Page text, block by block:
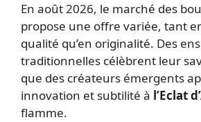
En août 2026, le marché des
propose une offre variée, tant
qualité qu’en originalité. Des
traditionnelles célèbrent leur
que des créateurs émergents
innovation et subtilité à l’Eclat
flamme.